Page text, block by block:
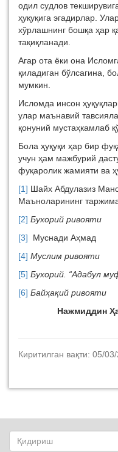
одил судлов
ҳуқуқига эгадирлар.
хўрлашнинг бошқа ҳар
тақиқланади.
Агар ота ёки она
қиладиган бўлсагина,
мумкин.
Исломда инсон
улар маънавий
қонуний мустаҳкамлаб
Бола ҳуқуқи ҳар бир
учун ҳам мажбурий
фуқаролик жамияти ва
[1] Шайх Абдулазиз
Маъноларининг
[2] Бухорий ривояти
[3] Муснади Аҳмад
[4] Муслим ривояти
[5] Бухорий. “Адабул
[6] Байҳақий ривояти
Нажмиддин
Киритилган вақти: 05/